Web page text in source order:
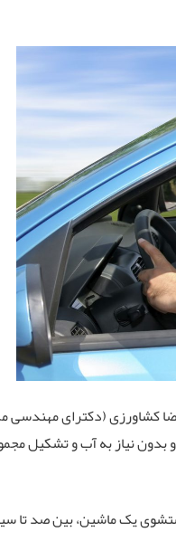
کشاورزی (دکترای
یک ماشین، بین صد تا